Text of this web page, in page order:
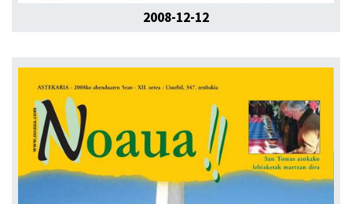
2008-12-12